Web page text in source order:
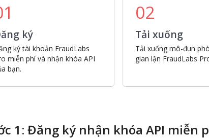
ký
ký tài khoản FraudLabs
miễn phí và nhận khóa API
bạn.
02
Tải xuống
Tải xuống mô-đun
gian lận FraudLabs
1: Đăng ký nhận khóa API miễn